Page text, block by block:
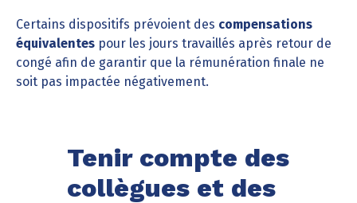
Certains dispositifs prévoient des compensations
équivalentes pour les jours travaillés après retour de
congé afin de garantir que la rémunération finale ne
soit pas impactée négativement.
Tenir compte des
collègues et des